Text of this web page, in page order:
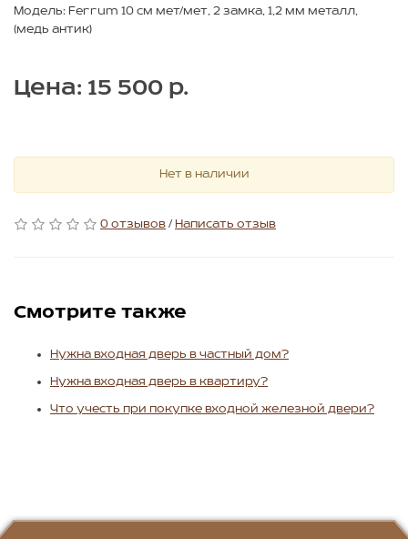
Модель: Ferrum 10 см мет/мет, 2 замка, 1,2 мм металл,
(медь антик)
Цена: 15 500 р.
Нет в наличии
0 отзывов / Написать отзыв
Смотрите также
Нужна входная дверь в частный дом?
Нужна входная дверь в квартиру?
Что учесть при покупке входной железной двери?